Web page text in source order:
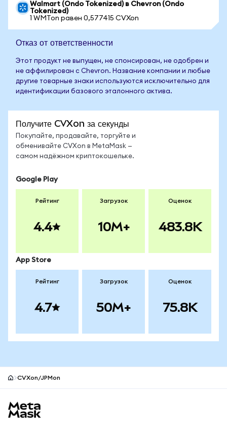
Walmart (Ondo Tokenized) в Chevron (Ondo
Tokenized)
1 WMTon равен 0,577415 CVXon
Отказ от ответственности
Этот продукт не выпущен, не спонсирован, не одобрен и
не аффилирован с Chevron. Название компании и любые
другие товарные знаки используются исключительно для
идентификации базового эталонного актива.
Получите CVXon за секунды
Покупайте, продавайте, торгуйте и
обменивайте CVXon в MetaMask —
самом надёжном криптокошельке.
Google Play
Рейтинг
4.4
Загрузок
10M+
Оценок
483.8K
App Store
Рейтинг
4.7
Загрузок
50M+
Оценок
75.8K
CVXon/JPMon